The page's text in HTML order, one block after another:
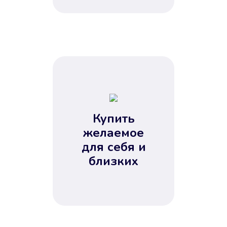
Купить
желаемое
для себя и
близких